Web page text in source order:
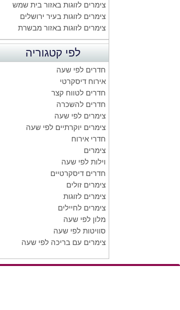
צימרים לזוגות באזור בית שמש
צימרים לזוגות בעיר ירושלים
צימרים לזוגות באזור מבשרת
לפי קטגוריה
חדרים לפי שעה
אירוח דיסקרטי
חדרים לטווח קצר
חדרים להשכרה
צימרים לפי שעה
צימרים יוקרתיים לפי שעה
חדרי אירוח
צימרים
וילות לפי שעה
חדרים דיסקרטיים
צימרים זולים
צימרים לזוגות
צימרים לחיילים
מלון לפי שעה
סוויטות לפי שעה
צימרים עם בריכה לפי שעה